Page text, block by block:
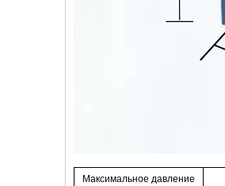
Максимальное давление